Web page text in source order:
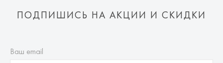
ПОДПИШИСЬ НА АКЦИИ И СКИДКИ
Ваш email